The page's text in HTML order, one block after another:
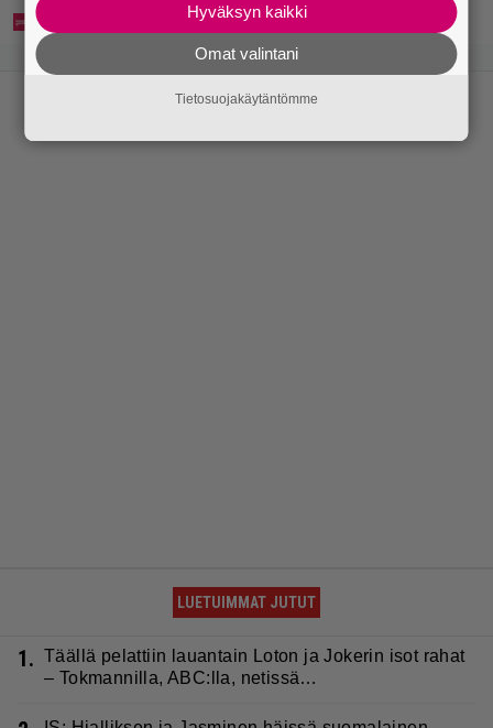
LUETUIMMAT JUTUT
1. Täällä pelattiin lauantain Loton ja Jokerin isot rahat
– Tokmannilla, ABC:lla, netissä…
Hyväksyn kaikki
Omat valintani
Tietosuojakäytäntömme